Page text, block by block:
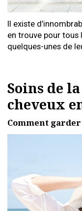
Il existe
en trouve pour tous
quelques-unes de
Soins de
cheveux
Comment